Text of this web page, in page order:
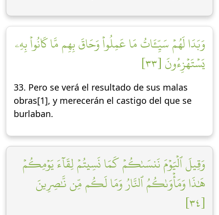
وَبَدَا لَهُمۡ سَيِّـَٔاتُ مَا عَمِلُواْ وَحَاقَ بِهِم مَّا كَانُواْ بِهِۦ
يَسۡتَهۡزِءُونَ [٣٣]
33. Pero se verá el resultado de sus malas
obras[1], y merecerán el castigo del que se
burlaban.
وَقِيلَ ٱلۡيَوۡمَ نَنسَىٰكُمۡ كَمَا نَسِيتُمۡ لِقَآءَ يَوۡمِكُمۡ
هَٰذَا وَمَأۡوَىٰكُمُ ٱلنَّارُ وَمَا لَكُم مِّن نَّٰصِرِينَ
[٣٤]